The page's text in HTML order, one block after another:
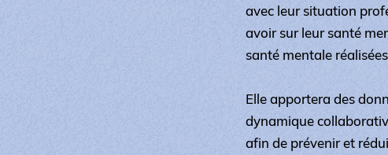
avec leur situation
avoir sur leur santé
santé mentale
Elle apportera des
dynamique
afin de prévenir et